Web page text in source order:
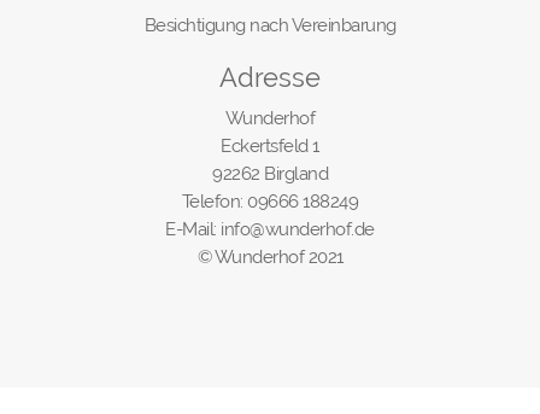
Besichtigung nach Vereinbarung
Adresse
Wunderhof
Eckertsfeld 1
92262 Birgland
Telefon: 09666 188249
E-Mail: info@wunderhof.de
© Wunderhof 2021